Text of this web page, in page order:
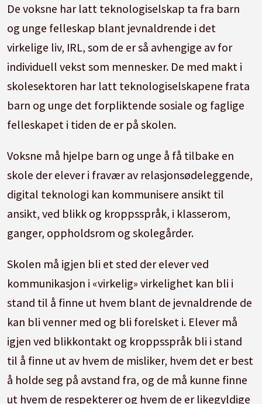
De voksne har latt teknologiselskap ta fra barn
og unge felleskap blant jevnaldrende i det
virkelige liv, IRL, som de er så avhengige av for
individuell vekst som mennesker. De med makt i
skolesektoren har latt teknologiselskapene frata
barn og unge det forpliktende sosiale og faglige
felleskapet i tiden de er på skolen.
Voksne må hjelpe barn og unge å få tilbake en
skole der elever i fravær av relasjonsødeleggende,
digital teknologi kan kommunisere ansikt til
ansikt, ved blikk og kroppsspråk, i klasserom,
ganger, oppholdsrom og skolegårder.
Skolen må igjen bli et sted der elever ved
kommunikasjon i «virkelig» virkelighet kan bli i
stand til å finne ut hvem blant de jevnaldrende de
kan bli venner med og bli forelsket i. Elever må
igjen ved blikkontakt og kroppsspråk bli i stand
til å finne ut av hvem de misliker, hvem det er best
å holde seg på avstand fra, og de må kunne finne
ut hvem de respekterer og hvem de er likegyldige